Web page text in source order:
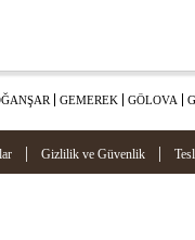
GEMEREK GÖLOVA
| Gizlilik ve Güvenlik |